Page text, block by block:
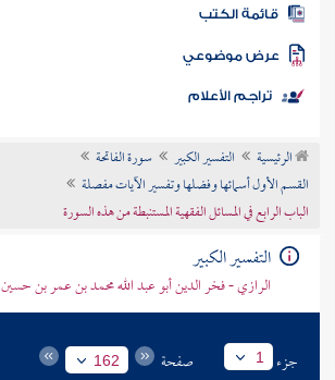
المكتبة
الكتب
موضوعي
تراجم الأعلام
الرئيسية التفسير الكبير
سورة الفاتحة
القسم الأول أسمائها وفضلها وتفسير الآيات مفصلة
الباب الرابع في المسائل الفقهية المستنبطة من هذه السورة
التفسير الكبير
الرازي - فخر الدين أبو عبد الله محمد بن عمر بن حسين
جزء 1 صفحة 162